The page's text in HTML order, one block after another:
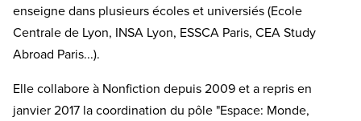
enseigne dans plusieurs écoles et universiés (Ecole
Centrale de Lyon, INSA Lyon, ESSCA Paris, CEA Study
Abroad Paris...).
Elle collabore à Nonfiction depuis 2009 et a repris en
janvier 2017 la coordination du pôle "Espace: Monde,